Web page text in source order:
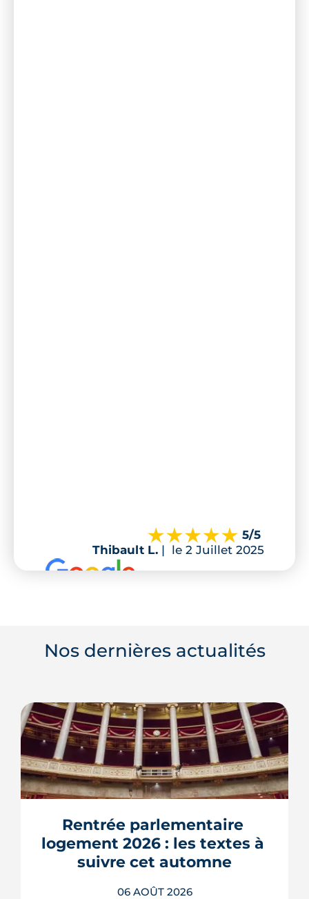
5/5
Thibault L. | le 2 Juillet 2025
Nos dernières actualités
Rentrée parlementaire
logement 2026 : les textes à
suivre cet automne
06 AOÛT 2026